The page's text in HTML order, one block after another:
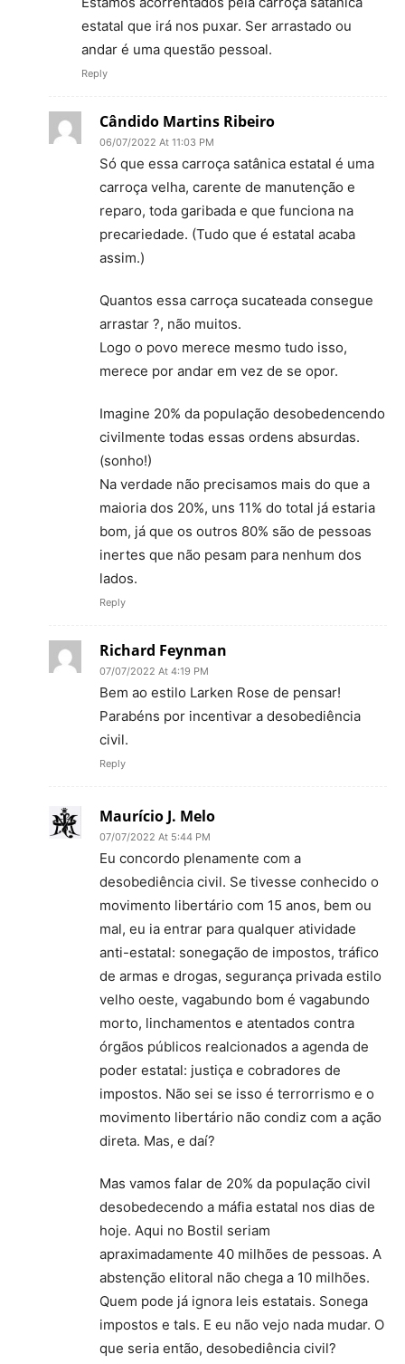
estatal que irá nos puxar. Ser arrastado ou
andar é uma questão pessoal.
Reply
Cândido Martins Ribeiro
06/07/2022 At 11:03 PM
Só que essa carroça satânica estatal é uma
carroça velha, carente de manutenção e
reparo, toda garibada e que funciona na
precariedade. (Tudo que é estatal acaba
assim.)
Quantos essa carroça sucateada consegue
arrastar ?, não muitos.
Logo o povo merece mesmo tudo isso,
merece por andar em vez de se opor.
Imagine 20% da população desobedencendo
civilmente todas essas ordens absurdas.
(sonho!)
Na verdade não precisamos mais do que a
maioria dos 20%, uns 11% do total já estaria
bom, já que os outros 80% são de pessoas
inertes que não pesam para nenhum dos
lados.
Reply
Richard Feynman
07/07/2022 At 4:19 PM
Bem ao estilo Larken Rose de pensar!
Parabéns por incentivar a desobediência
civil.
Reply
Maurício J. Melo
07/07/2022 At 5:44 PM
Eu concordo plenamente com a
desobediência civil. Se tivesse conhecido o
movimento libertário com 15 anos, bem ou
mal, eu ia entrar para qualquer atividade
anti-estatal: sonegação de impostos, tráfico
de armas e drogas, segurança privada estilo
velho oeste, vagabundo bom é vagabundo
morto, linchamentos e atentados contra
órgãos públicos realcionados a agenda de
poder estatal: justiça e cobradores de
impostos. Não sei se isso é terrorrismo e o
movimento libertário não condiz com a ação
direta. Mas, e daí?
Mas vamos falar de 20% da população civil
desobedecendo a máfia estatal nos dias de
hoje. Aqui no Bostil seriam
apraximadamente 40 milhões de pessoas. A
abstenção elitoral não chega a 10 milhões.
Quem pode já ignora leis estatais. Sonega
impostos e tals. E eu não vejo nada mudar. O
que seria então, desobediência civil?